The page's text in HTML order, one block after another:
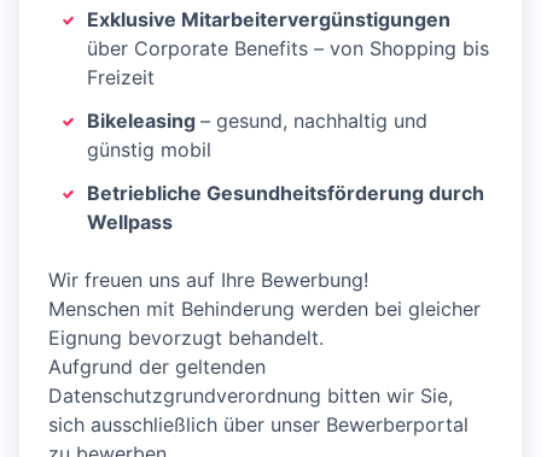
Exklusive Mitarbeitervergünstigungen
über Corporate Benefits – von Shopping bis
Freizeit
Bikeleasing – gesund, nachhaltig und
günstig mobil
Betriebliche Gesundheitsförderung durch
Wellpass
Wir freuen uns auf Ihre Bewerbung!
Menschen mit Behinderung werden bei gleicher
Eignung bevorzugt behandelt.
Aufgrund der geltenden
Datenschutzgrundverordnung bitten wir Sie,
sich ausschließlich über unser Bewerberportal